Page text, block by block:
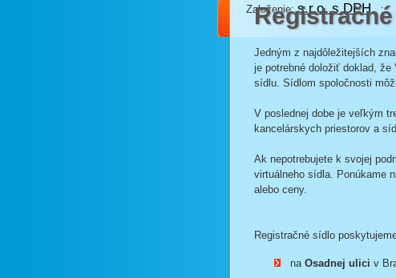
Založenie:s.r.o. s DPH::
Jedným z najdôležitejších
je potrebné doložiť doklad,
sídlu. Sídlom spoločnosti
V poslednej dobe je veľkým
kancelárskych priestorov a
Ak nepotrebujete k svojej
virtuálneho sídla. Ponúkame
alebo ceny.
Registračné sídlo
na Osadnej ulici v